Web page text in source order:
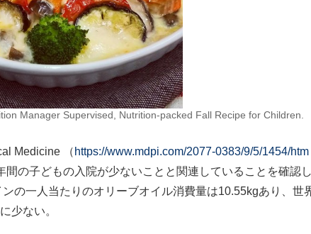
Manager Supervised, Nutrition-packed Fall Recipe for Children.
Medicine （ https://www.mdpi.com/2077-0383/9/5/1454/htm
の子どもの入院が少ないことと関連していることを確認
の一人当たりのオリーブオイル消費量は10.55kgあり、世
少ない。